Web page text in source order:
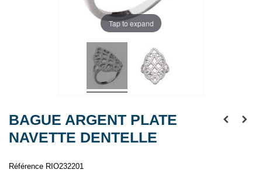
Tap to expand
BAGUE ARGENT PLATE
NAVETTE DENTELLE
Référence RIO232201